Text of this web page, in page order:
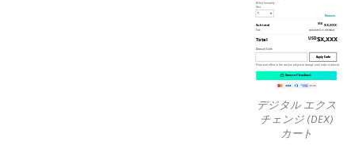
デジタル エクス
チェンジ (DEX)
カート